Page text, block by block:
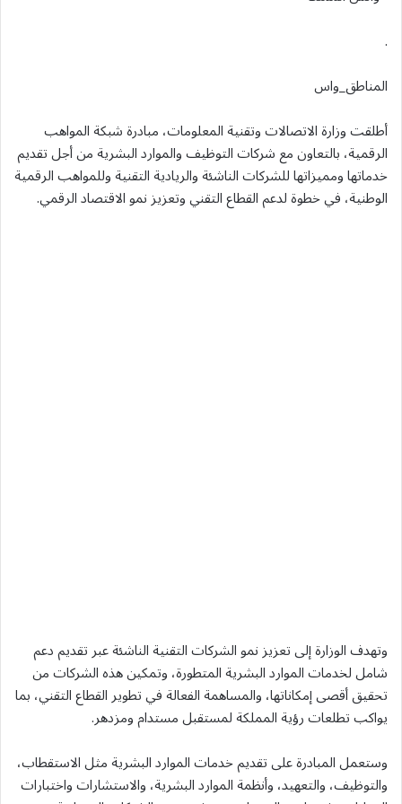
.
المناطق_واس
أطلقت وزارة الاتصالات وتقنية المعلومات، مبادرة شبكة المواهب
الرقمية، بالتعاون مع شركات التوظيف والموارد البشرية من أجل تقديم
خدماتها ومميزاتها للشركات الناشئة والريادية التقنية وللمواهب الرقمية
الوطنية، في خطوة لدعم القطاع التقني وتعزيز نمو الاقتصاد الرقمي.
وتهدف الوزارة إلى تعزيز نمو الشركات التقنية الناشئة عبر تقديم دعم
شامل لخدمات الموارد البشرية المتطورة، وتمكين هذه الشركات من
تحقيق أقصى إمكاناتها، والمساهمة الفعالة في تطوير القطاع التقني، بما
يواكب تطلعات رؤية المملكة لمستقبل مستدام ومزدهر.
وستعمل المبادرة على تقديم خدمات الموارد البشرية مثل الاستقطاب،
والتوظيف، والتعهيد، وأنظمة الموارد البشرية، والاستشارات واختبارات